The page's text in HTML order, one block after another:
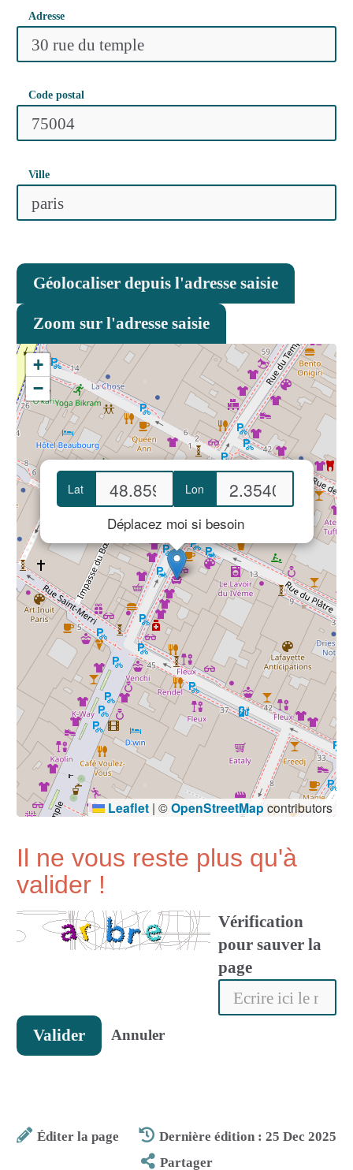
Adresse
Code postal
Ville
Géolocaliser depuis l'adresse saisie
Zoom sur l'adresse saisie
Lat Lon
Déplacez moi si besoin
+
−
Leaflet | ©OpenStreetMap contributors
Il ne vous reste plus qu'à
valider !
Vérification
pour sauver la
page
Valider Annuler
Éditer la page
Dernière édition : 25 Dec 2025
Partager